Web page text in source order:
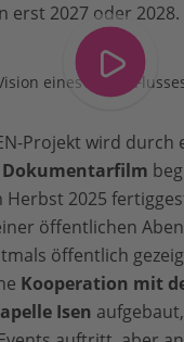
erst 2027 oder 2028.
eines freien
Projekt wird durch
Herbst 2025
öffentlichen
öffentlich
Kooperation mit
Isen